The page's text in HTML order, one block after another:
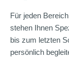
Für jeden
stehen Ihnen
bis zum letzten
persönlich